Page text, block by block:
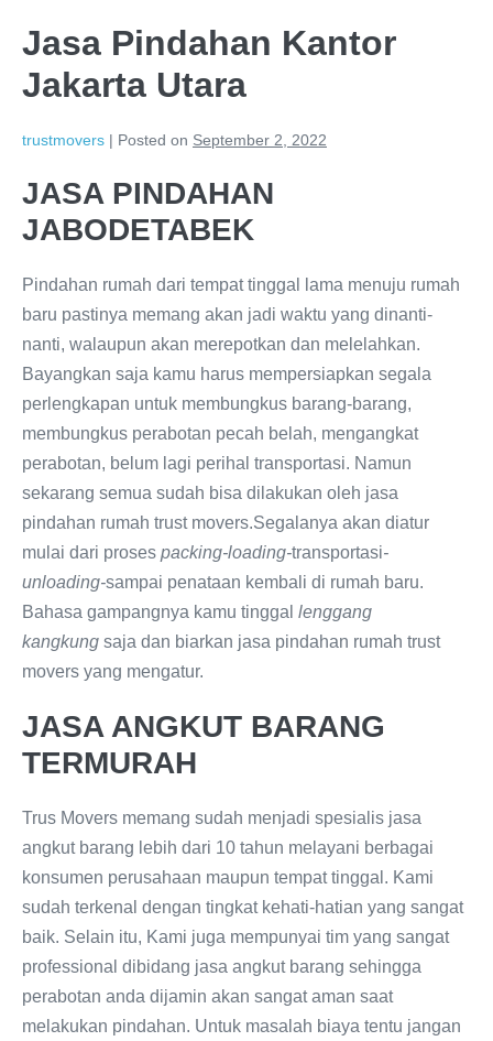
content
Jasa Pindahan Kantor
Jakarta Utara
trustmovers | Posted on September 2, 2022
JASA PINDAHAN
JABODETABEK
Pindahan rumah dari tempat tinggal lama menuju rumah
baru pastinya memang akan jadi waktu yang dinanti-
nanti, walaupun akan merepotkan dan melelahkan.
Bayangkan saja kamu harus mempersiapkan segala
perlengkapan untuk membungkus barang-barang,
membungkus perabotan pecah belah, mengangkat
perabotan, belum lagi perihal transportasi. Namun
sekarang semua sudah bisa dilakukan oleh jasa
pindahan rumah trust movers.Segalanya akan diatur
mulai dari proses packing-loading-transportasi-
unloading-sampai penataan kembali di rumah baru.
Bahasa gampangnya kamu tinggal lenggang
kangkung saja dan biarkan jasa pindahan rumah trust
movers yang mengatur.
JASA ANGKUT BARANG
TERMURAH
Trus Movers memang sudah menjadi spesialis jasa
angkut barang lebih dari 10 tahun melayani berbagai
konsumen perusahaan maupun tempat tinggal. Kami
sudah terkenal dengan tingkat kehati-hatian yang sangat
baik. Selain itu, Kami juga mempunyai tim yang sangat
professional dibidang jasa angkut barang sehingga
perabotan anda dijamin akan sangat aman saat
melakukan pindahan. Untuk masalah biaya tentu jangan